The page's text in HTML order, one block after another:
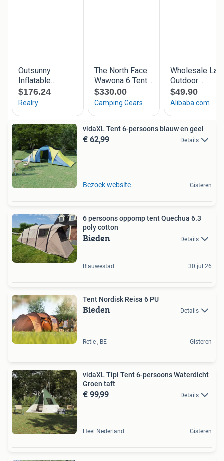
vidaXL Tent 6-persoons blauw en geel
€ 62,99 Details
Bezoek website Gisteren
6 persoons oppomp tent Quechua 6.3
poly cotton
Bieden Details
Blauwestad 30 jul 26
Tent Nordisk Reisa 6 PU
Bieden Details
Retie , BE Gisteren
vidaXL Tipi Tent 6-persoons Waterdicht
Groen taft
€ 99,99 Details
Heel Nederland Gisteren